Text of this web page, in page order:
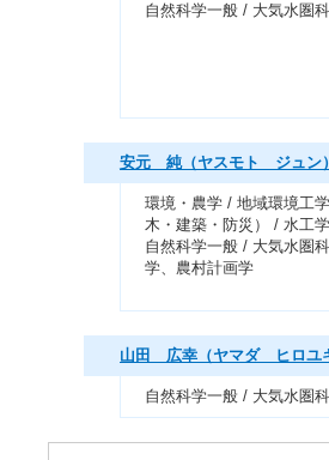
自然科学一般 / 大気水圏
安元 純（ヤスモト ジュン）
環境・農学 / 地域環境工
木・建築・防災） / 水工
自然科学一般 / 大気水圏
学、農村計画学
山田 広幸（ヤマダ ヒロユ
自然科学一般 / 大気水圏